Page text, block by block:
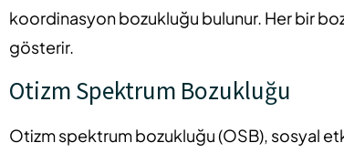
koordinasyon bozukluğu bulunur. Her bir
gösterir.
Otizm Spektrum Bozukluğu
Otizm spektrum bozukluğu (OSB), sosyal